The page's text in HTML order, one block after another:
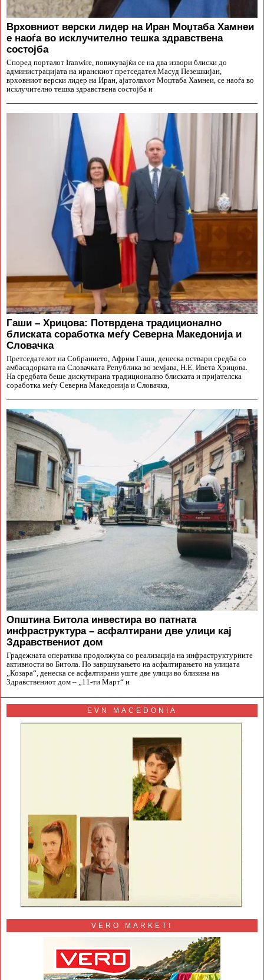
Врховниот верски лидер на Иран Моџтаба Хамнеи
е наоѓа во исклучително тешка здравствена
состојба
Според порталот Iranwire, повикувајќи се на два извори блиски до
администрацијата на иранскиот претседател Масуд Пезешкијан,
врховниот верски лидер на Иран, ајатолахот Моџтаба Хамнеи, се наоѓа во
исклучително тешка здравствена состојба и
Гаши – Хрицова: Потврдена традиционално
блиската соработка меѓу Северна Македонија и
Словачка
Претседателот на Собранието, Африм Гаши, денеска оствари средба со
амбасадорката на Словачката Република во земјава, Н.Е. Ивета Хрицова.
На средбата беше дискутирана традиционално блиската и пријателска
соработка меѓу Северна Македонија и Словачка,
Општина Битола инвестира во патната
инфраструктура – асфалтирани две улици кај
Здравствениот дом
Градежната оператива продолжува со реализација на инфраструктурните
активности во Битола. По завршувањето на асфалтирањето на улицата
„Козара“, денеска се асфалтирани уште две улици во близина на
Здравствениот дом – „11-ти Март“ и
EVN MACEDONIA
VERO MARKETI